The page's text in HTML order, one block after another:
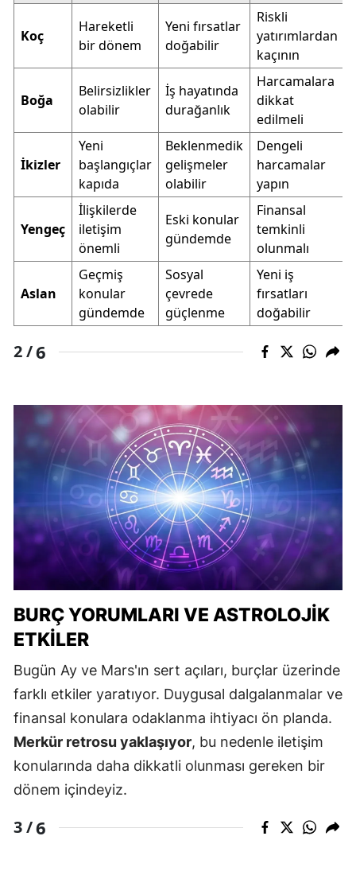
Koç
Hareketli
bir dönem
Yeni fırsatlar
doğabilir
Riskli
yatırımlardan
kaçının
Boğa
Belirsizlikler
olabilir
İş hayatında
durağanlık
Harcamalara
dikkat
edilmeli
İkizler
Yeni
başlangıçlar
kapıda
Beklenmedik
gelişmeler
olabilir
Dengeli
harcamalar
yapın
Yengeç
İlişkilerde
iletişim
önemli
Eski konular
gündemde
Finansal
temkinli
olunmalı
Aslan
Geçmiş
konular
gündemde
Sosyal
çevrede
güçlenme
Yeni iş
fırsatları
doğabilir
2 /6
BURÇ YORUMLARI VE ASTROLOJIK
ETKILER
Bugün Ay ve Mars'ın sert açıları, burçlar üzerinde
farklı etkiler yaratıyor. Duygusal dalgalanmalar ve
finansal konulara odaklanma ihtiyacı ön planda.
Merkür retrosu yaklaşıyor, bu nedenle iletişim
konularında daha dikkatli olunması gereken bir
dönem içindeyiz.
3 /6